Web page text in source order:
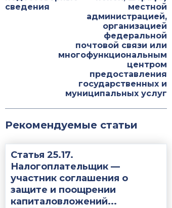
сведения
местной
администрацией,
организацией
федеральной
почтовой связи или
многофункциональным
центром
предоставления
государственных и
муниципальных услуг
Рекомендуемые статьи
Статья 25.17.
Налогоплательщик —
участник соглашения о
защите и поощрении
капиталовложений...